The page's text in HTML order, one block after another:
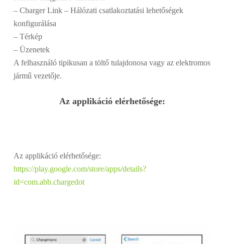
– Charger Link – Hálózati csatlakoztatási lehetőségek
konfigurálása
– Térkép
– Üzenetek
A felhasználó tipikusan a töltő tulajdonosa vagy az elektromos
jármű vezetője.
Az applikáció elérhetősége:
Az applikáció elérhetősége:
https://play.google.com/store/apps/details?
id=com.abb.chargedot